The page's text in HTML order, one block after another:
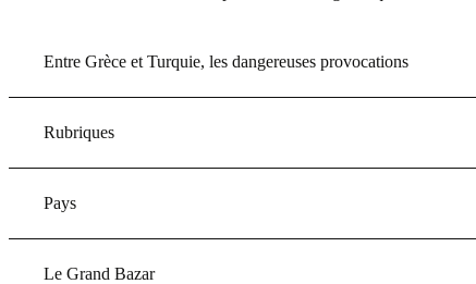
Entre Grèce et Turquie, les dangereuses provocations
Rubriques
Pays
Le Grand Bazar